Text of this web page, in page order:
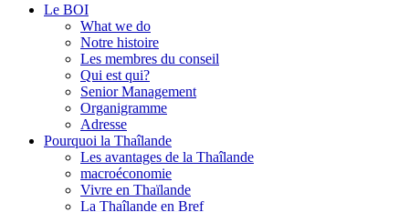
Le BOI
What we do
Notre histoire
Les membres du conseil
Qui est qui?
Senior Management
Organigramme
Adresse
Pourquoi la Thaîlande
Les avantages de la Thaîlande
macroéconomie
Vivre en Thaïlande
La Thaîlande en Bref